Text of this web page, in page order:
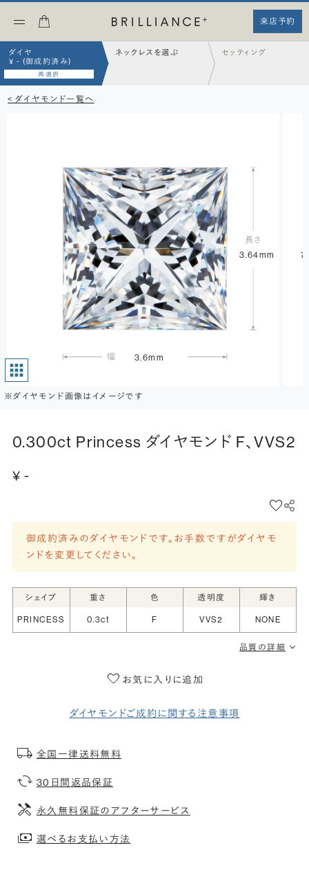
来店予約
ダイヤ
¥ - (御成約済み)
再選択
ネックレスを選ぶ セッティング
< ダイヤモンド一覧へ
3.64mm
3.6mm
※ダイヤモンド画像はイメージです
0.300ct Princess ダイヤモンド F、VVS2
¥ -
御成約済みのダイヤモンドです。お手数ですがダイヤモ
ンドを変更してください。
シェイプ 重さ 色 透明度 輝き
PRINCESS 0.3ct F VVS2 NONE
品質の詳細
お気に入りに追加
ダイヤモンドご成約に関する注意事項
全国一律送料無料
30日間返品保証
永久無料保証のアフターサービス
選べるお支払い方法